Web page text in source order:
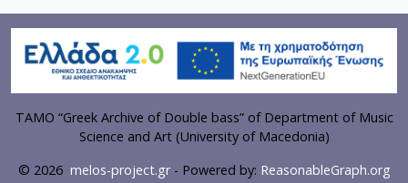
TAMO “Greek Archive of Double bass” of Department of Music
Science and Art (University of Macedonia)
© 2026 melos-project.gr- Powered by: ReasonableGraph.org